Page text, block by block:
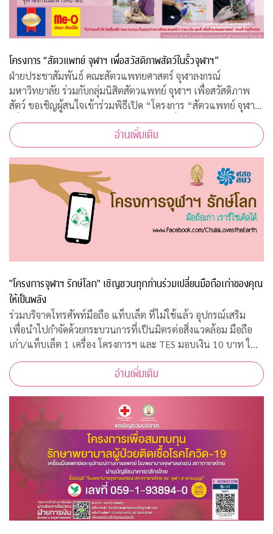
โครงการ “สัตวแพทย์ จุฬาฯ เพื่อสวัสดิภาพสัตว์ในรั้วจุฬาฯ”
ฝ่ายประชาสัมพันธ์ คณะสัตวแพทยศาสตร์ จุฬาลงกรณ์
มหาวิทยาลัย ร่วมกับกลุ่มนิสิตสัตวแพทย์ จุฬาฯ เพื่อสวัสดิภาพ
สัตว์ ขอเชิญผู้สนใจเข้าร่วมพิธีเปิด “โครงการ “สัตวแพทย์ จุฬาฯ
เพื่อสวัสดิภาพสัตว์ในรั้วจุฬาฯ” ในวันพุธที่ 5 สิงหาคม 2563
เวลา 08.45 – 10.00 น. ณ ห้ออ่านเพิ่มเติม
"โครงการจุฬาฯ รักษ์โลก" เชิญชวนทุกท่านร่วมเปลี่ยนมือถือเก่าของคุณ
ให้เป็นพลัง
ร่วมบริจาคโทรศัพท์มือถือ แท็บเล็ต ที่ไม่ใช้แล้ว อุปกรณ์เสริม
เพื่อนำไปกำจัดด้วยกระบวนการที่เป็นมิตรต่อสิ่งแวดล้อม มือถือ
เก่า/แท็บเล็ต 1 เครื่อง โครงการฯ และ TES มอบเงิน 10 บาท ให้
กับ "กองทุนภูมิคุ้มกันบำบัดมะเร็งจุฬาฯ"
อ่านเพิ่มเติม